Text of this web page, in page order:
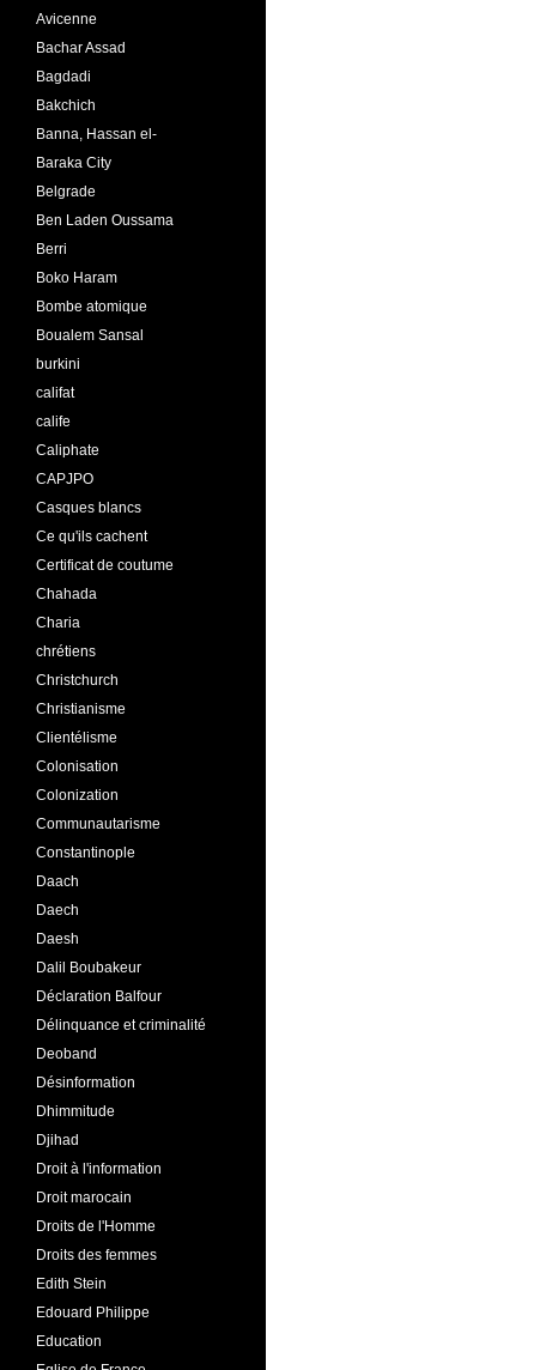
Avicenne
Bachar Assad
Bagdadi
Bakchich
Banna, Hassan el-
Baraka City
Belgrade
Ben Laden Oussama
Berri
Boko Haram
Bombe atomique
Boualem Sansal
burkini
califat
calife
Caliphate
CAPJPO
Casques blancs
Ce qu'ils cachent
Certificat de coutume
Chahada
Charia
chrétiens
Christchurch
Christianisme
Clientélisme
Colonisation
Colonization
Communautarisme
Constantinople
Daach
Daech
Daesh
Dalil Boubakeur
Déclaration Balfour
Délinquance et criminalité
Deoband
Désinformation
Dhimmitude
Djihad
Droit à l'information
Droit marocain
Droits de l'Homme
Droits des femmes
Edith Stein
Edouard Philippe
Education